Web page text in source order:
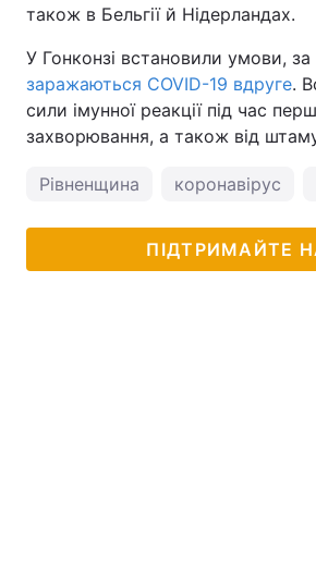
також в Бельгії й Нідерландах.
У Гонконзі встановили умови, за
заражаються COVID-19 вдруге.
сили імунної реакції під час
захворювання, а також від
Рівненщина коронавірус
ПІДТРИМАЙТЕ